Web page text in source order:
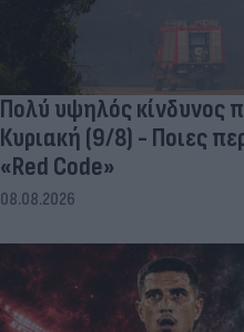
Πολύ υψηλός κίνδυνος
Κυριακή (9/8) - Ποιες
«Red Code»
08.08.2026